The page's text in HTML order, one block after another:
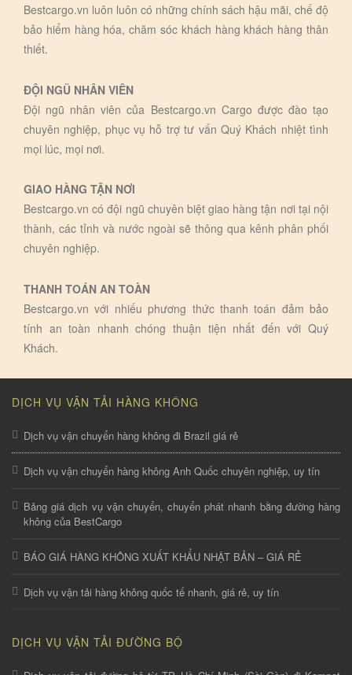
Bestcargo.vn luôn luôn có những chính sách hậu mãi, chế độ
bảo hiểm hàng hóa, chăm sóc khách hàng khách hàng thân
thiết.
ĐỘI NGŨ NHÂN VIÊN
Đội ngũ nhân viên của Bestcargo.vn Cargo được đào tạo
chuyên nghiệp, phục vụ hỗ trợ tư vấn Quý Khách nhiệt tình
mọi lúc, mọi nơi.
GIAO HÀNG TẬN NƠI
Bestcargo.vn có đội ngũ chuyên biệt giao hàng tận nơi tại nội
thành, các tỉnh và nước ngoài sẽ thông qua kênh phân phối
chuyên nghiệp.
THANH TOÁN AN TOÀN
Bestcargo.vn với nhiếu phương thức thanh toán đảm bảo
tính an toàn nhanh chóng thuận tiện nhất đến với Quý
Khách.
DỊCH VỤ VẬN TẢI HÀNG KHÔNG
Dịch vụ vận chuyển hàng không đi Brazil giá rẻ
Dịch vụ vận chuyển hàng không Anh Quốc chuyên nghiệp, uy tín
Bảng giá dịch vụ vận chuyển, chuyển phát nhanh bằng đường hàng
không của BestCargo
BÁO GIÁ HÀNG KHÔNG XUẤT KHẨU NHẬT BẢN – GIÁ RẺ
Dịch vụ vận tải hàng không quốc tế nhanh, giá rẻ, uy tín
DỊCH VỤ VẬN TẢI ĐƯỜNG BỘ